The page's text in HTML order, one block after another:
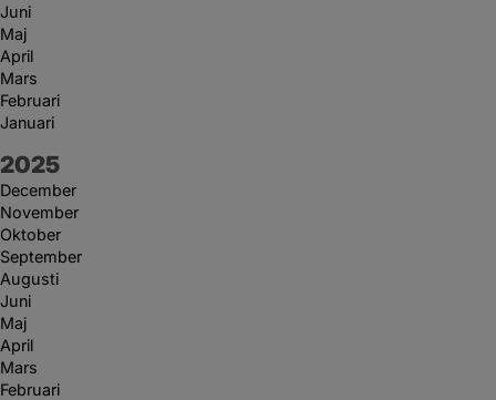
Juni
Maj
April
Mars
Februari
Januari
År:
2025
December
November
Oktober
September
Augusti
Juni
Maj
April
Mars
Februari